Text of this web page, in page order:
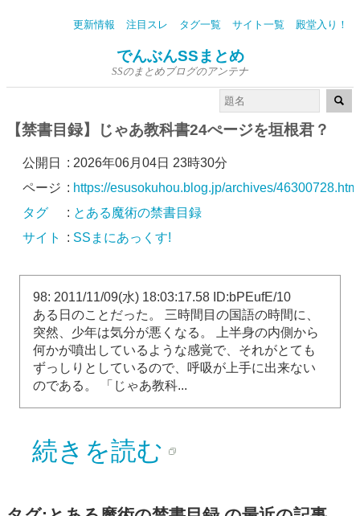
更新情報 注目スレ タグ一覧 サイト一覧 殿堂入り！
でんぶんSSまとめ
SSのまとめブログのアンテナ
【禁書目録】じゃあ教科書24ぺージを垣根君？
公開日 : 2026年06月04日 23時30分
ページ : https://esusokuhou.blog.jp/archives/
タグ
: とある魔術の禁書目録
サイト
: SSまにあっくす!
98: 2011/11/09(水) 18:03:17.58 ID:bPEufE/10
ある日のことだった。 三時間目の国語の時間に、
突然、少年は気分が悪くなる。 上半身の内側から
何かが噴出しているような感覚で、それがとても
ずっしりとしているので、呼吸が上手に出来ない
のである。 「じゃあ教科...
続きを読む